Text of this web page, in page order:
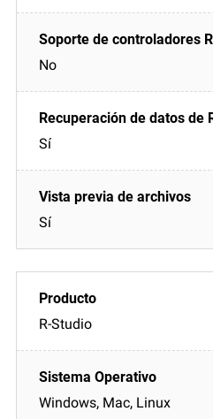
No
Sí
Sí
R-Studio
Windows, Mac, Linux